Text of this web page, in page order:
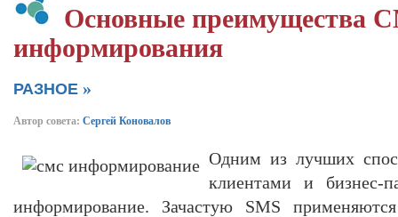
Основные преимущества
информирования
РАЗНОЕ »
Автор совета: Сергей Коновалов
Одним из лучших
клиентами и бизнес-
информирование. Зачастую SMS